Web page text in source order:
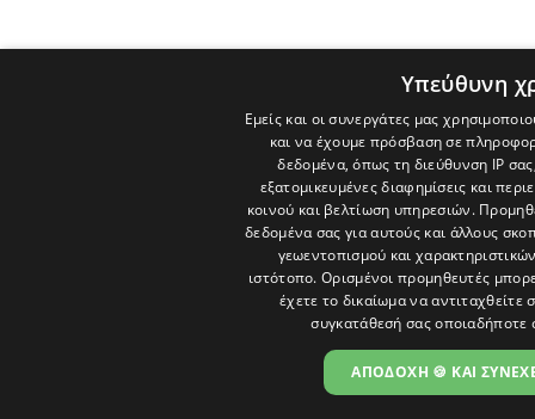
Υπεύθυνη
Εμείς και οι συνεργάτες μας
και να έχουμε πρόσβαση σε
δεδομένα, όπως τη διεύθυνση IP
εξατομικευμένες διαφημίσεις και
κοινού και βελτίωση υπηρεσιών.
δεδομένα σας για αυτούς και άλλους
γεωεντοπισμού και
ιστότοπο. Ορισμένοι προμηθευτές
έχετε το δικαίωμα να αντιταχθείτε
συγκατάθεσή σας οποιαδήποτε
ΑΠΟΔΟΧΗ 🍪 ΚΑΙ